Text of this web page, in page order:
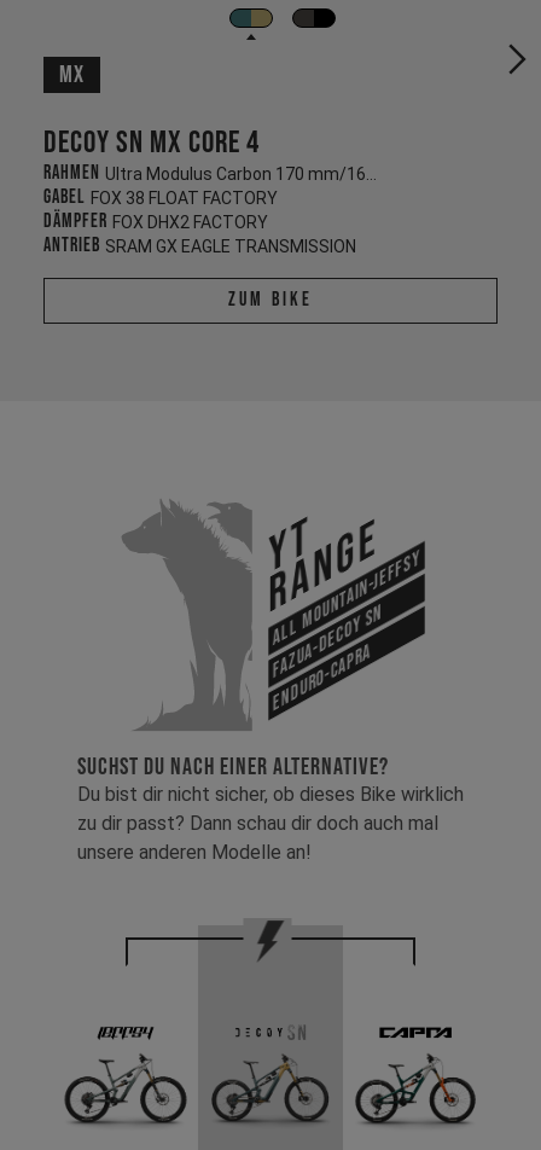
MX
Decoy SN MX CORE 4
Rahmen
Gabel FOX 38 FLOAT FACTORY
Dämpfer FOX DHX2 FACTORY
Antrieb SRAM GX EAGLE TRANSMISSION
Zum Bike
YT
Range
All Mountain-Jeffsy
Fazua-Decoy SN
Enduro-Capra
SUCHST DU NACH EINER ALTERNATIVE?
Du bist dir nicht sicher, ob dieses Bike wirklich
zu dir passt? Dann schau dir doch auch mal
unsere anderen Modelle an!